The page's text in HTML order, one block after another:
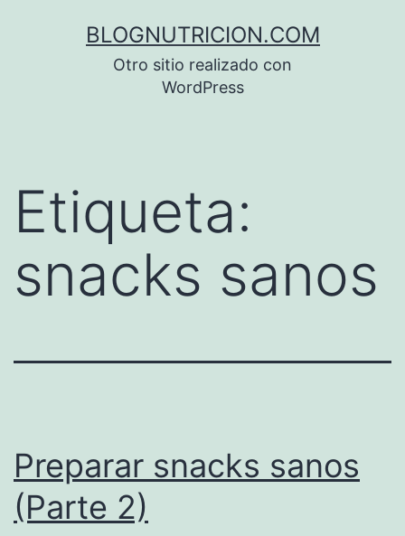
BLOGNUTRICION.COM
Otro sitio realizado con
WordPress
Etiqueta:
snacks sanos
Preparar snacks sanos
(Parte 2)